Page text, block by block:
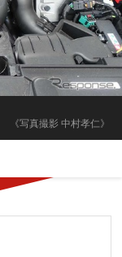
《写真撮影 中村孝仁》